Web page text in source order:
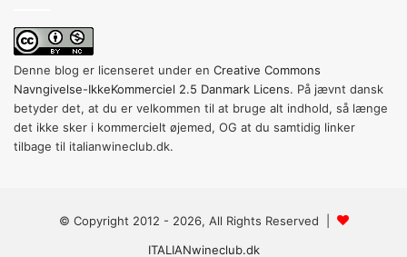
Denne blog er licenseret under en Creative Commons
Navngivelse-IkkeKommerciel 2.5 Danmark Licens. På jævnt dansk
betyder det, at du er velkommen til at bruge alt indhold, så længe
det ikke sker i kommercielt øjemed, OG at du samtidig linker
tilbage til italianwineclub.dk.
© Copyright 2012 - 2026, All Rights Reserved |
ITALIANwineclub.dk